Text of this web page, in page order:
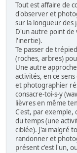
Tout est affaire de
d'observer et
sur la longueur des
D'un autre point de
l'inertie).
Te passer de
(roches, arbres)
Une autre
activités, en ce
et photographier
consacre-toi-s-y
lièvres en même
C'est, par exemple,
du temps (une
ciblée). J'ai malgré
randonner et
présent c'est l'un,